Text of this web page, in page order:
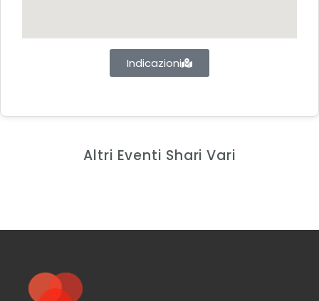
Indicazioni
Altri Eventi Shari Vari